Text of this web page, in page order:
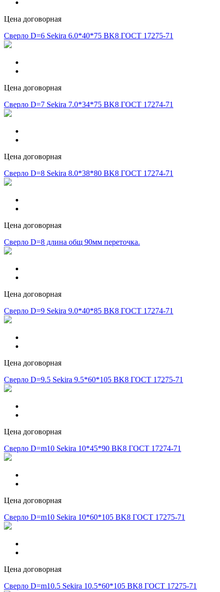
Цена договорная
Сверло D=6 Sekira 6.0*40*75 BK8 ГОСТ 17275-71
Цена договорная
Сверло D=7 Sekira 7.0*34*75 BK8 ГОСТ 17274-71
Цена договорная
Сверло D=8 Sekira 8.0*38*80 BK8 ГОСТ 17274-71
Цена договорная
Сверло D=8 длина общ 90мм переточка.
Цена договорная
Сверло D=9 Sekira 9.0*40*85 BK8 ГОСТ 17274-71
Цена договорная
Сверло D=9.5 Sekira 9.5*60*105 BK8 ГОСТ 17275-71
Цена договорная
Сверло D=m10 Sekira 10*45*90 BK8 ГОСТ 17274-71
Цена договорная
Сверло D=m10 Sekira 10*60*105 BK8 ГОСТ 17275-71
Цена договорная
Сверло D=m10.5 Sekira 10.5*60*105 BK8 ГОСТ 17275-71